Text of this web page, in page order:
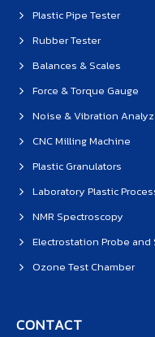
Plastic Pipe Tester
Rubber Tester
Balances & Scales
Force & Torque Gauge
Noise & Vibration
CNC Milling Machine
Plastic Granulators
Laboratory Plastic
NMR Spectroscopy
Electrostation Probe and
Ozone Test Chamber
CONTACT